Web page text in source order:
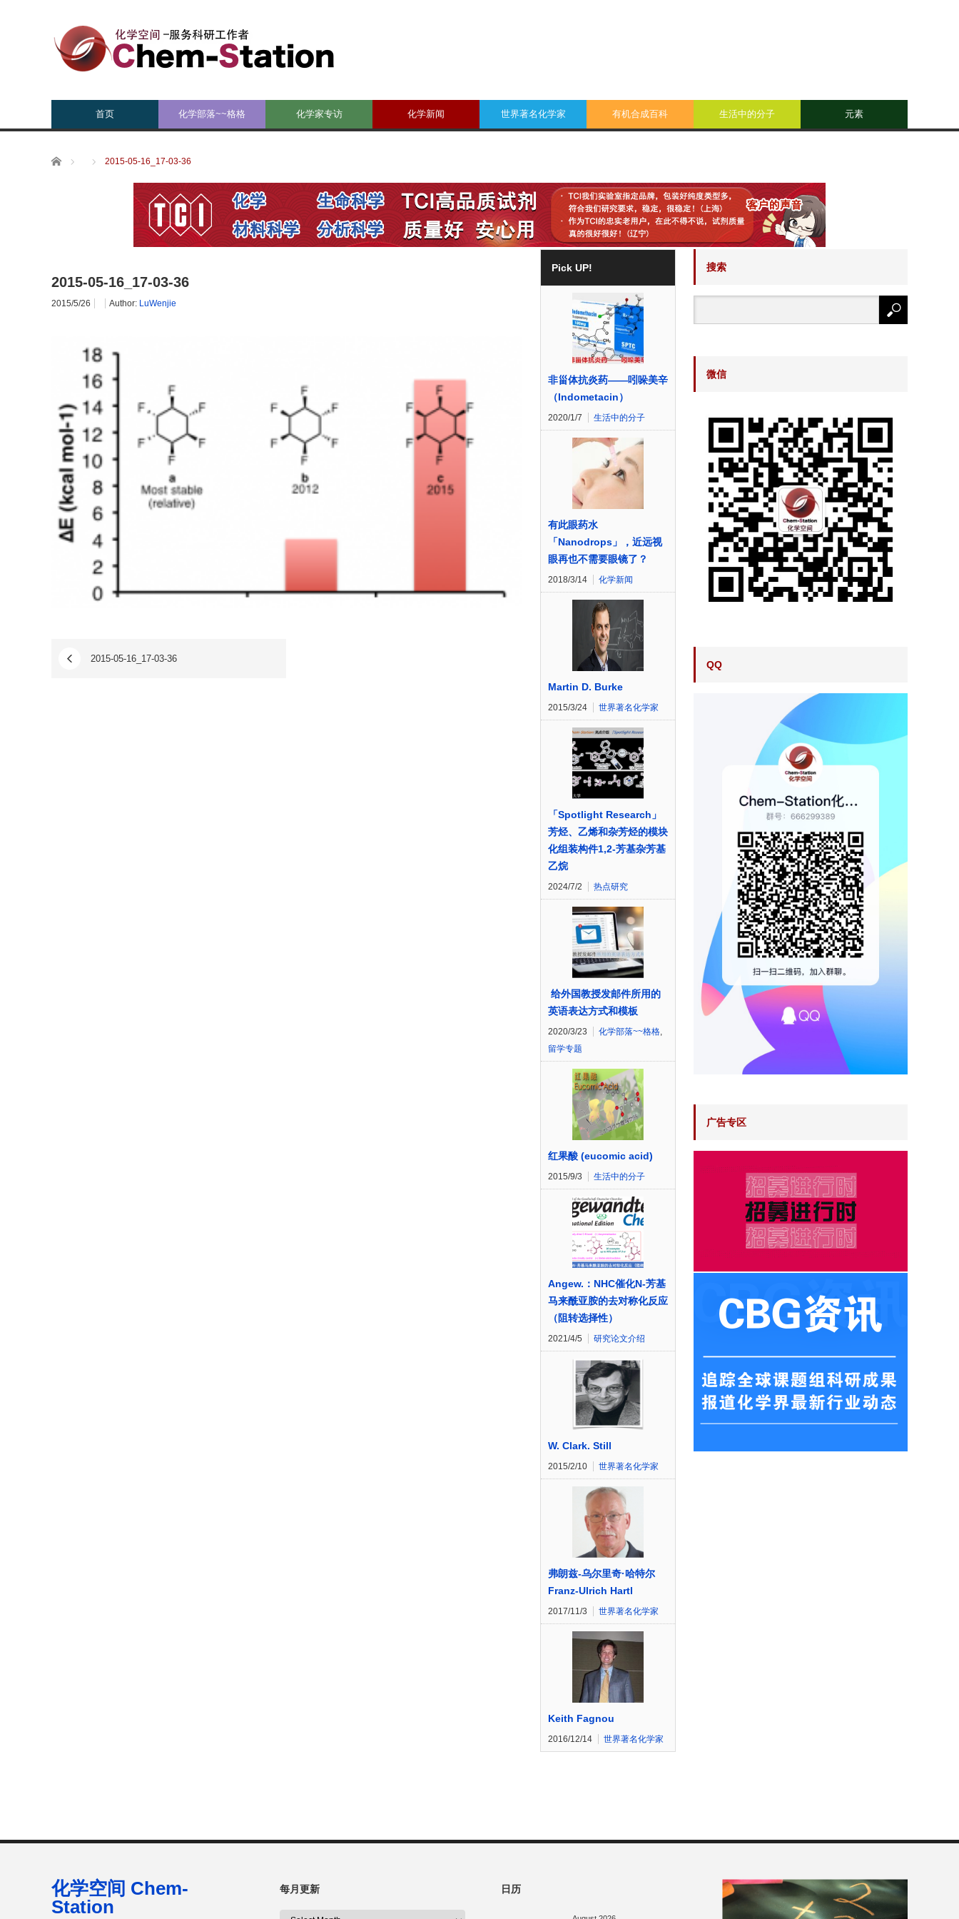
首页 化学部落~~格格 化学家专访 化学新闻 世界著名化学家 有机合成百科 生活中的分子 元素
Home 2015-05-16_17-03-36
2015-05-16_17-03-36
2015/5/26 Author: LuWenjie
2015-05-16_17-03-36
Pick UP!
非甾体抗炎药——吲哚美辛
（Indometacin）
2020/1/7 生活中的分子
有此眼药水
「Nanodrops」，近远视
眼再也不需要眼镜了？
2018/3/14 化学新闻
Martin D. Burke
2015/3/24 世界著名化学家
「Spotlight Research」
芳烃、乙烯和杂芳烃的模块
化组装构件1,2-芳基杂芳基
乙烷
2024/7/2 热点研究
给外国教授发邮件所用的
英语表达方式和模板
2020/3/23 化学部落~~格格,
留学专题
红果酸 (eucomic acid)
2015/9/3 生活中的分子
Angew.：NHC催化N-芳基
马来酰亚胺的去对称化反应
（阻转选择性）
2021/4/5 研究论文介绍
W. Clark. Still
2015/2/10 世界著名化学家
弗朗兹-乌尔里奇·哈特尔
Franz-Ulrich Hartl
2017/11/3 世界著名化学家
Keith Fagnou
2016/12/14 世界著名化学家
搜索
微信
QQ
广告专区
每月更新 日历
化学空间 Chem-
Station